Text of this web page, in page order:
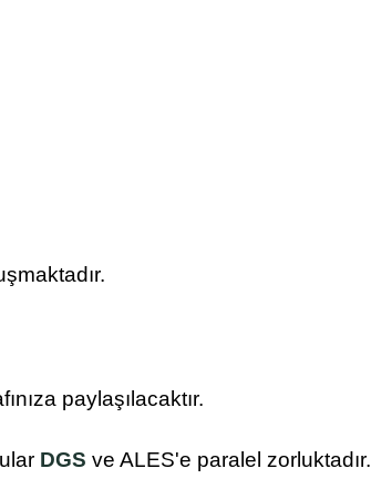
paylaşılacaktır.
DGS ve ALES'e paralel zorluktadır.